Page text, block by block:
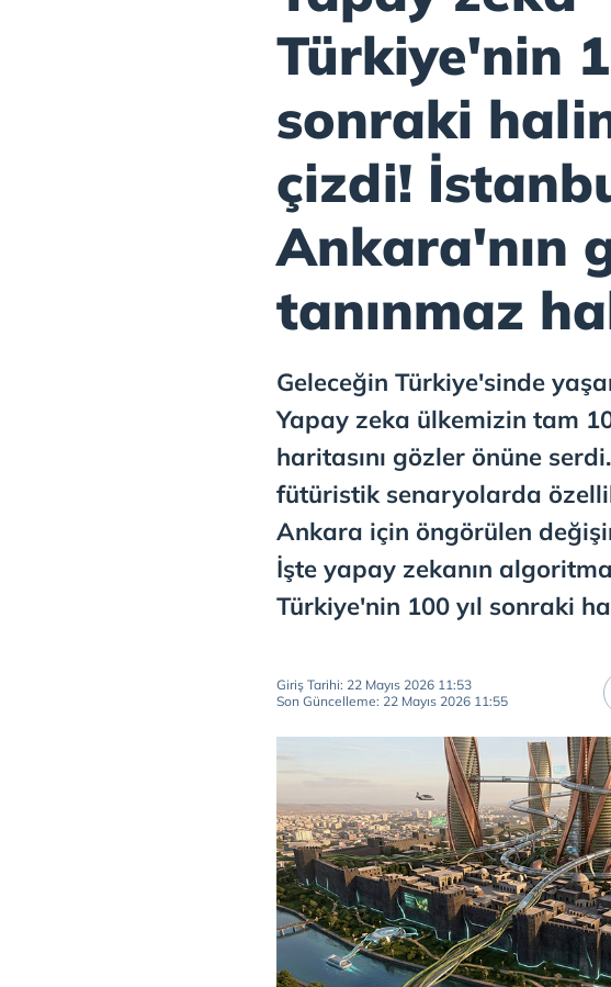
Türkiye'nin
sonraki
çizdi!
Ankara'nın
tanınmaz
Geleceğin Türkiye'sinde
Yapay zeka ülkemizin tam
haritasını gözler önüne
fütüristik senaryolarda
Ankara için öngörülen
İşte yapay zekanın
Türkiye'nin 100 yıl sonraki
Giriş Tarihi: 22 Mayıs 2026 11:53
Son Güncelleme: 22 Mayıs 2026 11:55